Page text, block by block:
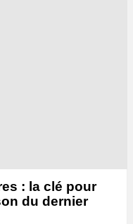
: la clé pour
du dernier